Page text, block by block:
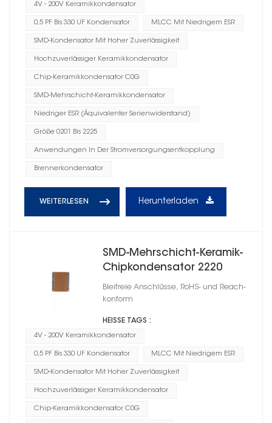
4V - 200V Keramikkondensator
0,5 PF Bis 330 UF Kondensator MLCC Mit Niedrigem ESR
SMD-Kondensator Mit Hoher Zuverlässigkeit
Hochzuverlässiger Keramikkondensator
Chip-Keramikkondensator C0G
SMD-Mehrschicht-Keramikkondensator
Niedriger ESR (Äquivalenter Serienwiderstand)
Größe 0201 Bis 2225
Anwendungen In Der Stromversorgungsentkopplung
Brennerkondensator
WEITERLESEN Herunterladen
SMD-Mehrschicht-Keramik-
Chipkondensator 2220
Bleifreie Anschlüsse, RoHS- und Reach-
konform
HEISSE TAGS :
4V - 200V Keramikkondensator
0,5 PF Bis 330 UF Kondensator MLCC Mit Niedrigem ESR
SMD-Kondensator Mit Hoher Zuverlässigkeit
Hochzuverlässiger Keramikkondensator
Chip-Keramikkondensator C0G